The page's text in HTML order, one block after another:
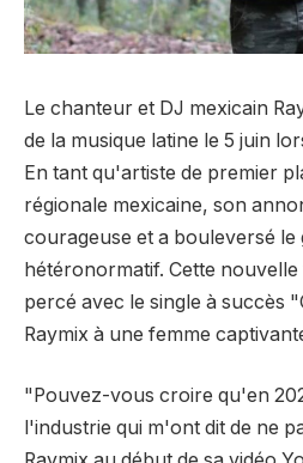
Le chanteur et DJ mexicain
de la musique latine le 5 juin
En tant qu'artiste de premier
régionale mexicaine, son
courageuse et a bouleversé le
hétéronormatif. Cette
percé avec le single à succès
Raymix à une femme
"Pouvez-vous croire qu'en
l'industrie qui m'ont dit de ne